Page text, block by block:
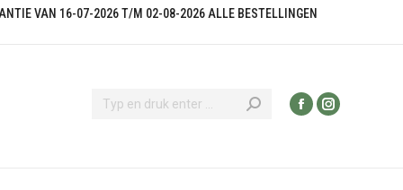
VAN 16-07-2026 T/M 02-08-2026 ALLE BESTELLINGEN